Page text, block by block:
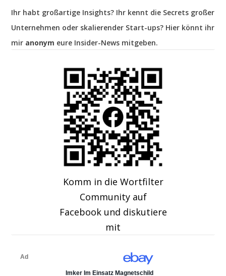
Ihr habt großartige Insights? Ihr kennt die Secrets großer
Unternehmen oder skalierender Start-ups? Hier könnt ihr
mir anonym eure Insider-News mitgeben.
Komm in die Wortfilter
Community auf
Facebook und diskutiere
mit